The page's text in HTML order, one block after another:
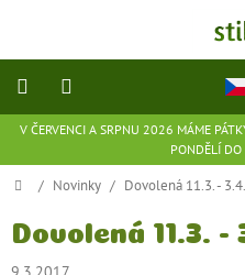
V ČERVENCI A SRPNU 2026 MÁME
PONDĚLÍ DO
přírodní
stravy
Domů
/ Novinky / Dovolená 11.3. -
Dovolená 11.3. -